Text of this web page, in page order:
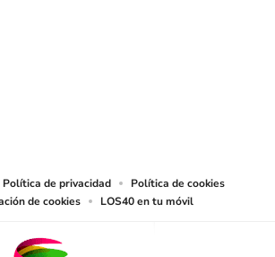
Política de privacidad
Política de cookies
de cookies
LOS40 en tu móvil